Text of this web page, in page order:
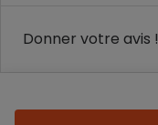
Donner votre avis !